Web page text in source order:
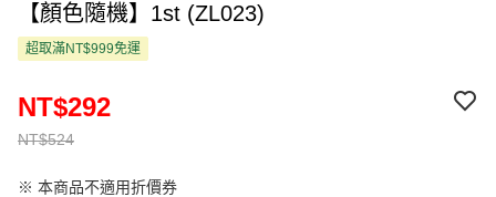
【顏色隨機】1st (ZL023)
超取滿NT$999免運
NT$524
NT$292
※ 本商品不適用折價券